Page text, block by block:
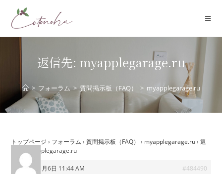
返信先: myapplegarage.ru
> フォーラム > 質問掲示板（FAQ） > myapplegarage.ru
トップページ › フォーラム › 質問掲示板（FAQ） › myapplegarage.ru › 返
信先: myapplegarage.ru
2025年11月6日 11:44 AM #484490